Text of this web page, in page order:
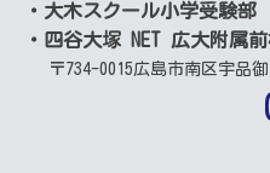
・大木スクール小学受験部
・四谷大塚 NET 広大附属
〒734-0015広島市南区宇品